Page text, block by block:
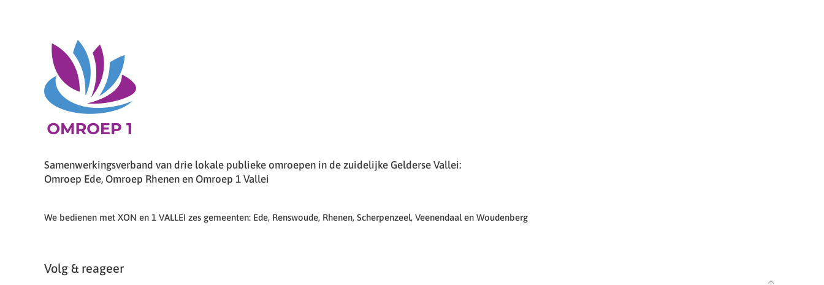
Samenwerkingsverband van drie lokale publieke omroepen in de zuidelijke Gelderse Vallei:
Omroep Ede, Omroep Rhenen en Omroep 1 Vallei
We bedienen met XON en 1 VALLEI zes gemeenten: Ede, Renswoude, Rhenen, Scherpenzeel, Veenendaal en Woudenberg
Volg & reageer